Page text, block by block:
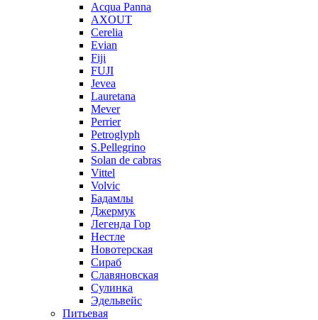
Acqua Panna
AXOUT
Cerelia
Evian
Fiji
FUJI
Jevea
Lauretana
Mever
Perrier
Petroglyph
S.Pellegrino
Solan de cabras
Vittel
Volvic
Бадамлы
Джермук
Легенда Гор
Нестле
Новотерская
Сираб
Славяновская
Сулинка
Эдельвейс
Питьевая